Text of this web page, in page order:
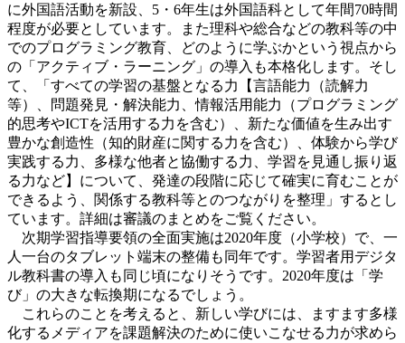
に外国語活動を新設、5・6年生は外国語科として年間70時間
程度が必要としています。また理科や総合などの教科等の中
でのプログラミング教育、どのように学ぶかという視点から
の「アクティブ・ラーニング」の導入も本格化します。そし
て、「すべての学習の基盤となる力【言語能力（読解力
等）、問題発見・解決能力、情報活用能力（プログラミング
的思考やICTを活用する力を含む）、新たな価値を生み出す
豊かな創造性（知的財産に関する力を含む）、体験から学び
実践する力、多様な他者と協働する力、学習を見通し振り返
る力など】について、発達の段階に応じて確実に育むことが
できるよう、関係する教科等とのつながりを整理」するとし
ています。詳細は審議のまとめをご覧ください。
次期学習指導要領の全面実施は2020年度（小学校）で、一
人一台のタブレット端末の整備も同年です。学習者用デジタ
ル教科書の導入も同じ頃になりそうです。2020年度は「学
び」の大きな転換期になるでしょう。
これらのことを考えると、新しい学びには、ますます多様
化するメディアを課題解決のために使いこなせる力が求めら